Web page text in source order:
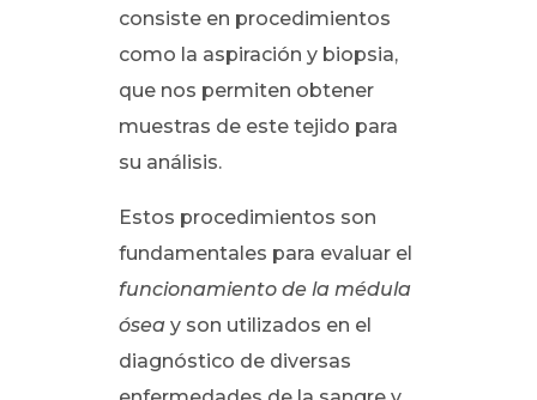
consiste en procedimientos
como la aspiración y biopsia,
que nos permiten obtener
muestras de este tejido para
su análisis.
Estos procedimientos son
fundamentales para evaluar el
funcionamiento de la médula
ósea y son utilizados en el
diagnóstico de diversas